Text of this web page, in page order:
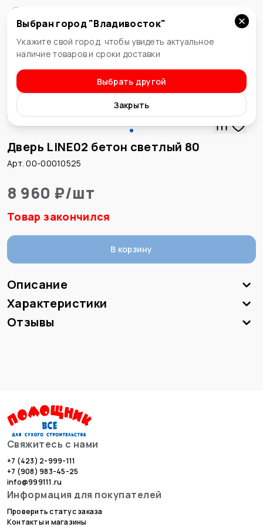
Владивосток
Выбран город "Владивосток"
Укажите свой город, чтобы увидеть актуальное
наличие товаров и сроки доставки
Выбрать другой
Закрыть
Дверное полотно
Дверь LINE02 бетон светлый 80
Арт. 00-00010525
8 960 ₽/шт
Товар закончился
В корзину
Описание
Характеристики
Отзывы
Свяжитесь с нами
+7 (423) 2-999-111
+7 (908) 983-45-25
info@999111.ru
Информация для покупателей
Проверить статус заказа
Контакты и магазины